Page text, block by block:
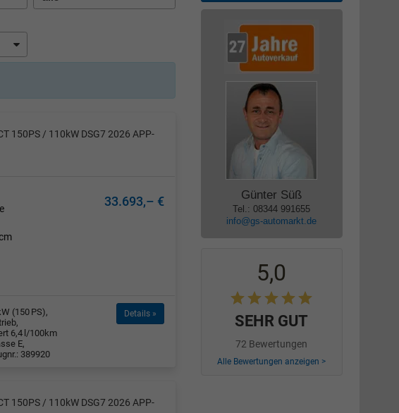
150PS / 110kW DSG7 2026 APP-
33.693,– €
(150 PS),
6,4 l/100km
E,
389920
Details »
150PS / 110kW DSG7 2026 APP-
Günter Süß
Tel.: 08344 991655
info@gs-automarkt.de
5,0
SEHR GUT
72 Bewertungen
Alle Bewertungen anzeigen >